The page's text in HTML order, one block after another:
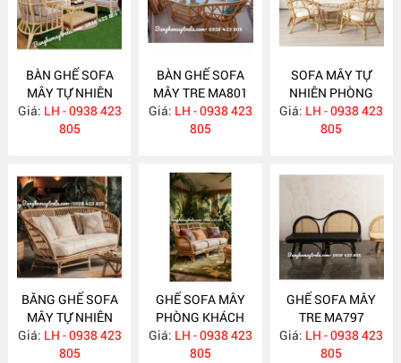
BÀN GHẾ SOFA
MÂY TỰ NHIÊN
PHÒNG KHÁCH
MA811
Giá: LH - 0938 423
805
BÀN GHẾ SOFA
MÂY TRE MA801
Giá: LH - 0938 423
805
SOFA MÂY TỰ
NHIÊN PHÒNG
KHÁCH MA800
Giá: LH - 0938 423
805
BĂNG GHẾ SOFA
MÂY TỰ NHIÊN
PHÒNG KHÁCH
MA799
Giá: LH - 0938 423
805
GHẾ SOFA MÂY
PHÒNG KHÁCH
MA798
Giá: LH - 0938 423
805
GHẾ SOFA MÂY
TRE MA797
Giá: LH - 0938 423
805